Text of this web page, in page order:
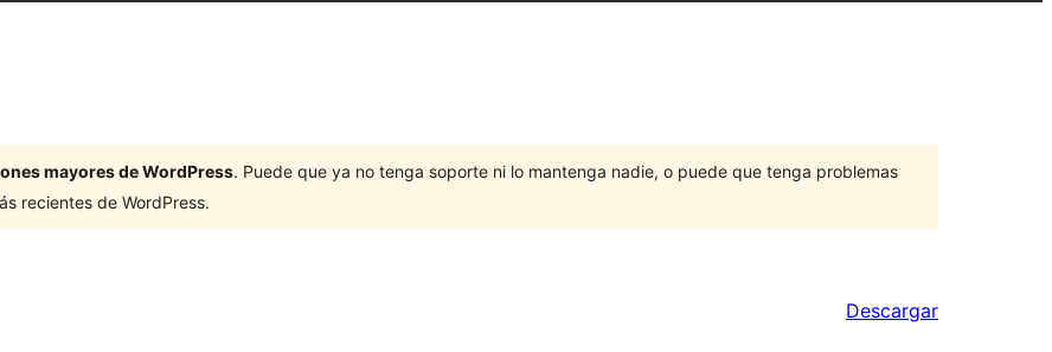
mayores de WordPress. Puede que ya no tenga soporte ni lo mantenga nadie, o puede que tenga problemas
recientes de WordPress.
Descargar